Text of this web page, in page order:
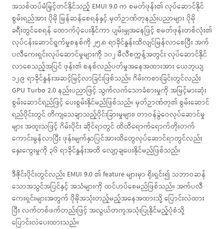
အသစ်ထပ်မံမြှင့်တင်နိုင်သည့် EMUI 9.0 က စမတ်ဖုန်း၏ လုပ်ဆောင်နိုင်
စွမ်းရည်အား ပိုမို မြန်ဆန်စေရန်နှင့် မှတ်ဉာဏ်တုနည်းပညာများ ပိုမို
ခရီးတွင်စေရန် ထောက်ပံ့ပေးနိုင်ကာ ပျမ်းမျှအနေဖြင့် စမတ်ဖုန်းတစ်လုံး၏
လုပ်ငန်းဆောင်ရွက်မှုစနစ်ကို ၂၅.၈ ရာခိုင်နှုန်းထိလျင်မြန်လာစေပြီး အက်
ပလီကေးရှင်းလုပ်ဆောင်မှုများကို ၁၀၂ မီလီစက္ကန့်အတွင်း လုပ်ဆောင်နိုင်
လာစေသည့်အပြင် ဖုန်း၏ စနစ်လည်ပတ်မှုအနေအထားအား ယေဘုယျ
၁၂.၉ ရာခိုင်နှုန်းအဆင့်မြင့်လာခြင်းဖြစ်သည်။ ဂိမ်းကစားခြင်းတွင်လည်း
GPU Turbo 2.0 နည်းပညာဖြင့် သွက်လက်သောခံစားမှုကို အမြင့်မားဆုံး
စွမ်းဆောင်ရည်ဖြင့် ပေးစွမ်းနိုင်မည်ဖြစ်သည်။ မှတ်ဉာဏ်တု၏ စွမ်းဆောင်
ရည်ပိုင်းတွင် တိကျသေချာသည့်ပိုင်းခြားမှုများ၊ တာဝန်ခွဲဝေလုပ်ဆောင်မှု
များ အထူးသဖြင့် ဂိမ်းပိုင်း ဆိုင်ရာတွင် ထိထိရောက်ရောက်တိုးတက်
ကောင်းမွန်လာပြီး ဖုန်းမျက်နှာပြင်အားထိတွေလုပ်ဆောင်ရာတွင်လည်း
နှေးကွေးမှုကို ၃၆ ရာခိုင်နှုန်းအထိ လျော့ချပေးနိုင်မည်ဖြစ်သည်။
ဒီဇိုင်းပိုင်းတွင်လည်း EMUI 9.0 ၏ feature များမှာ ရိုးရှင်း၍ သဘာဝဆန်
သောအသွင်အပြင်နှင့် အသံများကို ထင်ဟပ်စေမည်ဖြစ်သည်။ အက်ပလီ
ကေးရှင်းများအတွက် ပိုမိုအသုံးတည့်မည့်အနေအထားသို့ ပြောင်းလဲထား
ပြီး လက်တစ်ဖက်တည်းဖြင့် အလွယ်တကူအသုံးပြုနိုင်မည့်ပုံစံသို့
ပြောင်းလဲပေးထားသည်။